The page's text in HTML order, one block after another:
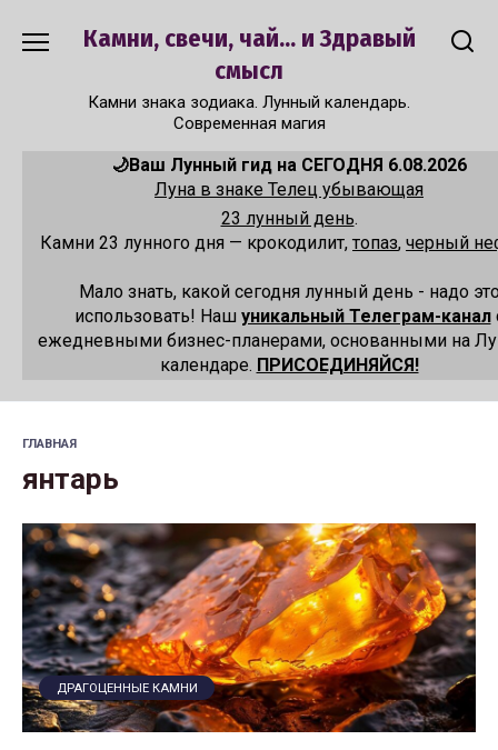
Камни, свечи, чай... и Здравый
смысл
Камни знака зодиака. Лунный календарь.
Современная магия
🌙Ваш Лунный гид на СЕГОДНЯ 6.08.2026
Луна в знаке Телец убывающая
23 лунный день.
Камни 23 лунного дня — крокодилит, топаз, черный
Мало знать, какой сегодня лунный день - надо
использовать! Наш уникальный Телеграм-канал
ежедневными бизнес-планерами, основанными на
календаре. ПРИСОЕДИНЯЙСЯ!
ГЛАВНАЯ
янтарь
ДРАГОЦЕННЫЕ КАМНИ